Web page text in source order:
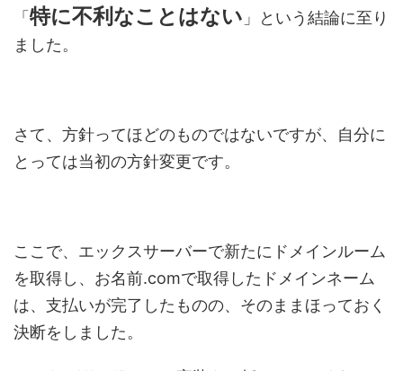
「 特に不利なことはない 」という結論に至り
ました。
さて、方針ってほどのものではないですが、自分に
とっては当初の方針変更です。
ここで、エックスサーバーで新たにドメインルーム
を取得し、お名前.comで取得したドメインネーム
は、支払いが完了したものの、そのままほっておく
決断をしました。